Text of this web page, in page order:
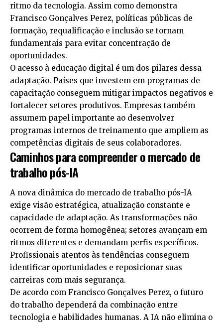
ritmo da tecnologia. Assim como demonstra
Francisco Gonçalves Perez, políticas públicas de
formação, requalificação e inclusão se tornam
fundamentais para evitar concentração de
oportunidades.
O acesso à educação digital é um dos pilares dessa
adaptação. Países que investem em programas de
capacitação conseguem mitigar impactos negativos e
fortalecer setores produtivos. Empresas também
assumem papel importante ao desenvolver
programas internos de treinamento que ampliem as
competências digitais de seus colaboradores.
Caminhos para compreender o mercado de
trabalho pós-IA
A nova dinâmica do mercado de trabalho pós-IA
exige visão estratégica, atualização constante e
capacidade de adaptação. As transformações não
ocorrem de forma homogênea; setores avançam em
ritmos diferentes e demandam perfis específicos.
Profissionais atentos às tendências conseguem
identificar oportunidades e reposicionar suas
carreiras com mais segurança.
De acordo com Francisco Gonçalves Perez, o futuro
do trabalho dependerá da combinação entre
tecnologia e habilidades humanas. A IA não elimina o